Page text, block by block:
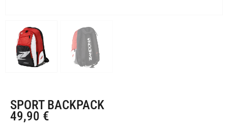
SPORT BACKPACK
49,90 €